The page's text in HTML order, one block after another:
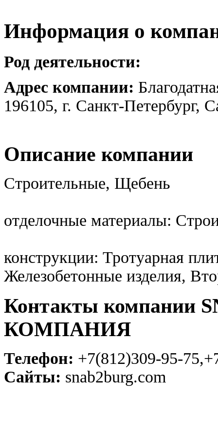
Информация о
Род деятельности:
Адрес компании:
196105, г. Санкт-Петербург,
Описание компании
Строительные, Щебень
отделочные материалы:
конструкции: Тротуарная
Железобетонные изделия,
Контакты компании
КОМПАНИЯ
Телефон: +7(812)309-95-
Сайты: snab2burg.com